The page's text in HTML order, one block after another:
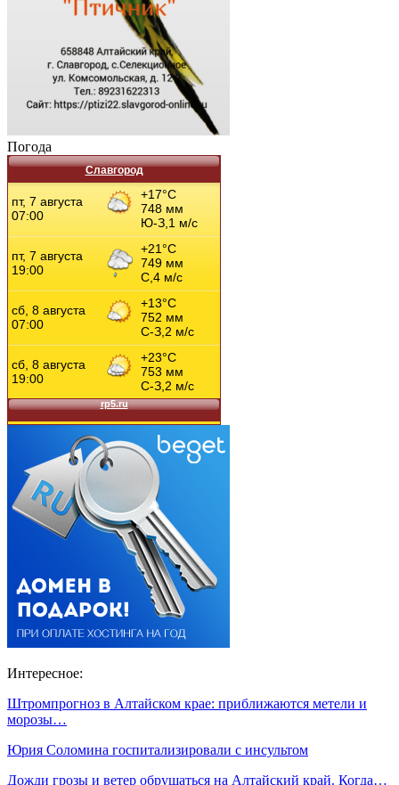
Погода
Славгород
Интересное:
Штромпрогноз в Алтайском крае: приближаются метели и
морозы…
Юрия Соломина госпитализировали с инсультом
Дожди грозы и ветер обрушаться на Алтайский край. Когда…